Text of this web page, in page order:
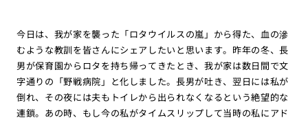
今日は、我が家を襲った「ロタウイルスの嵐」から得た、血の滲
むような教訓を皆さんにシェアしたいと思います。昨年の冬、長
男が保育園からロタを持ち帰ってきたとき、我が家は数日間で文
字通りの「野戦病院」と化しました。長男が吐き、翌日には私が
倒れ、その夜には夫もトイレから出られなくなるという絶望的な
連鎖。あの時、もし今の私がタイムスリップして当時の私にアド